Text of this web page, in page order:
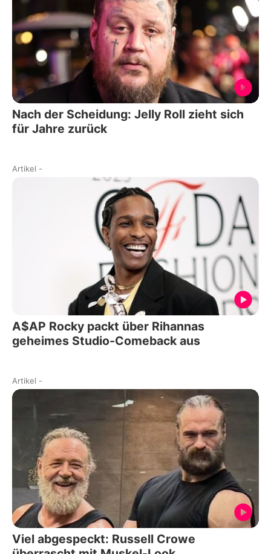
Nach der Scheidung: Jelly Roll zieht sich
für Jahre zurück
Artikel -
A$AP Rocky packt über Rihannas
geheimes Studio-Comeback aus
Artikel -
Viel abgespeckt: Russell Crowe